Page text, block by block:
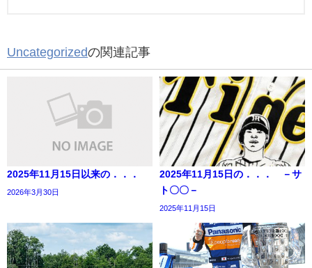
Uncategorizedの関連記事
2025年11月15日以来の．．．
2026年3月30日
2025年11月15日の．．． －サ
ト〇〇－
2025年11月15日